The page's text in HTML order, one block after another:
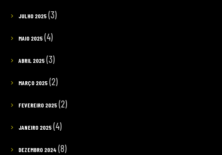
JULHO 2025(3)
MAIO 2025(4)
ABRIL 2025(3)
MARÇO 2025(2)
FEVEREIRO 2025(2)
JANEIRO 2025(4)
DEZEMBRO 2024 (8)